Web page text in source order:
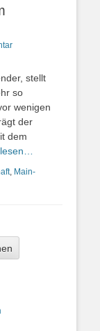
stellt
so
wenigen
der
dem
, Main-